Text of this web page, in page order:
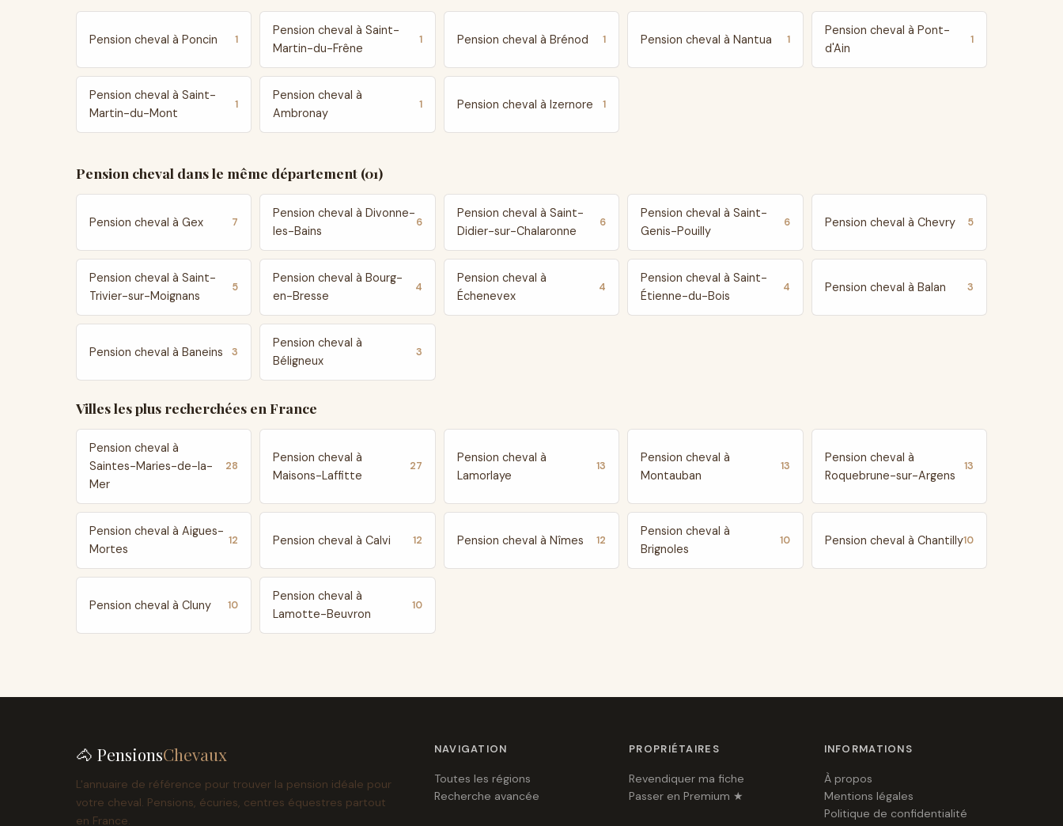
Pension cheval à Poncin 1
Pension cheval à Saint-
Martin-du-Frêne
1 Pension cheval à Brénod 1 Pension cheval à Nantua 1
Pension cheval à Pont-
d'Ain
1
Pension cheval à Saint-
Martin-du-Mont
1
Pension cheval à
Ambronay
1 Pension cheval à Izernore 1
Pension cheval dans le même département (01)
Pension cheval à Gex 7
Pension cheval à Divonne-
les-Bains
6
Pension cheval à Saint-
Didier-sur-Chalaronne
6
Pension cheval à Saint-
Genis-Pouilly
6 Pension cheval à Chevry 5
Pension cheval à Saint-
Trivier-sur-Moignans
5
Pension cheval à Bourg-
en-Bresse
4
Pension cheval à
Échenevex
4
Pension cheval à Saint-
Étienne-du-Bois
4 Pension cheval à Balan 3
Pension cheval à Baneins 3
Pension cheval à
Béligneux
3
Villes les plus recherchées en France
Pension cheval à
Saintes-Maries-de-la-
Mer
28
Pension cheval à
Maisons-Laffitte
27
Pension cheval à
Lamorlaye
13
Pension cheval à
Montauban
13
Pension cheval à
Roquebrune-sur-Argens
13
Pension cheval à Aigues-
Mortes
12 Pension cheval à Calvi 12 Pension cheval à Nîmes 12
Pension cheval à
Brignoles
10 Pension cheval à Chantilly10
Pension cheval à Cluny 10
Pension cheval à
Lamotte-Beuvron
10
🐴 PensionsChevaux
L'annuaire de référence pour trouver la pension idéale pour
votre cheval. Pensions, écuries, centres équestres partout
en France.
NAVIGATION
Toutes les régions
Recherche avancée
PROPRIÉTAIRES
Revendiquer ma fiche
Passer en Premium ★
INFORMATIONS
À propos
Mentions légales
Politique de confidentialité